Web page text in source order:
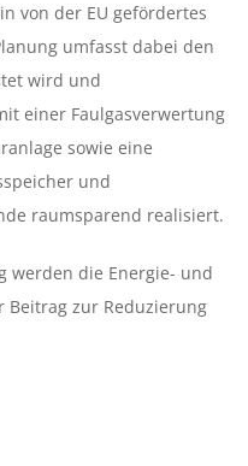
von der EU gefördertes
umfasst dabei den
wird und
einer Faulgasverwertung
sowie eine
und
raumsparend realisiert.
werden die Energie- und
Beitrag zur Reduzierung